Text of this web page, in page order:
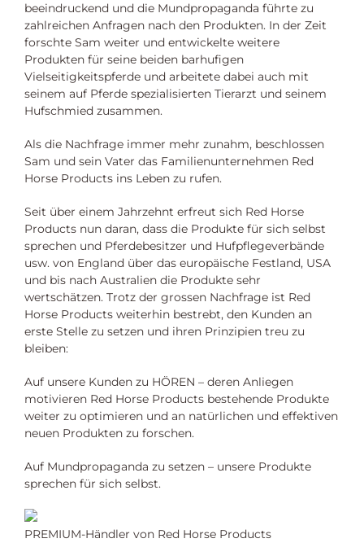
beeindruckend und die Mundpropaganda führte zu
zahlreichen Anfragen nach den Produkten. In der Zeit
forschte Sam weiter und entwickelte weitere
Produkten für seine beiden barhufigen
Vielseitigkeitspferde und arbeitete dabei auch mit
seinem auf Pferde spezialisierten Tierarzt und seinem
Hufschmied zusammen.
Als die Nachfrage immer mehr zunahm, beschlossen
Sam und sein Vater das Familienunternehmen Red
Horse Products ins Leben zu rufen.
Seit über einem Jahrzehnt erfreut sich Red Horse
Products nun daran, dass die Produkte für sich selbst
sprechen und Pferdebesitzer und Hufpflegeverbände
usw. von England über das europäische Festland, USA
und bis nach Australien die Produkte sehr
wertschätzen. Trotz der grossen Nachfrage ist Red
Horse Products weiterhin bestrebt, den Kunden an
erste Stelle zu setzen und ihren Prinzipien treu zu
bleiben:
Auf unsere Kunden zu HÖREN – deren Anliegen
motivieren Red Horse Products bestehende Produkte
weiter zu optimieren und an natürlichen und effektiven
neuen Produkten zu forschen.
Auf Mundpropaganda zu setzen – unsere Produkte
sprechen für sich selbst.
PREMIUM-Händler von Red Horse Products